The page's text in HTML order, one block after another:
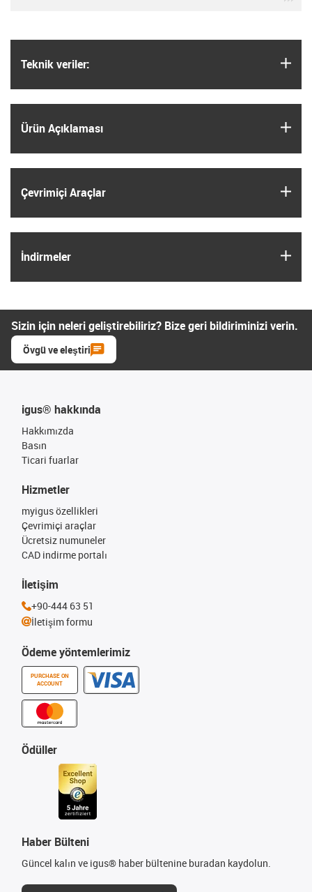
Teknik veriler:
Ürün Açıklaması
Çevrimiçi Araçlar
İndirmeler
Sizin için neleri geliştirebiliriz? Bize geri bildiriminizi verin.
Övgü ve eleştiri
igus® hakkında
Hakkımızda
Basın
Ticari fuarlar
Ödeme yöntemlerimiz
PURCHASE ON
ACCOUNT
Hizmetler
myigus özellikleri
Çevrimiçi araçlar
Ücretsiz numuneler
CAD indirme portalı
Ödüller
Haber Bülteni
Güncel kalın ve igus® haber bültenine buradan kaydolun.
İletişim
+90-444 63 51
İletişim formu